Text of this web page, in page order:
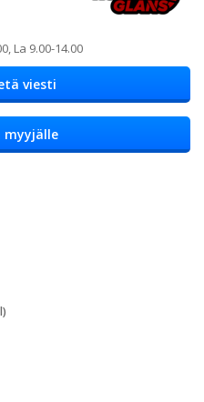
La 9.00-14.00
viesti
myyjälle